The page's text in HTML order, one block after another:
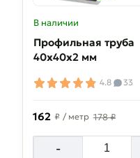
В наличии
Профильная труба
40х40х2 мм
4.8 33
162 ₽ / метр 178 ₽
-